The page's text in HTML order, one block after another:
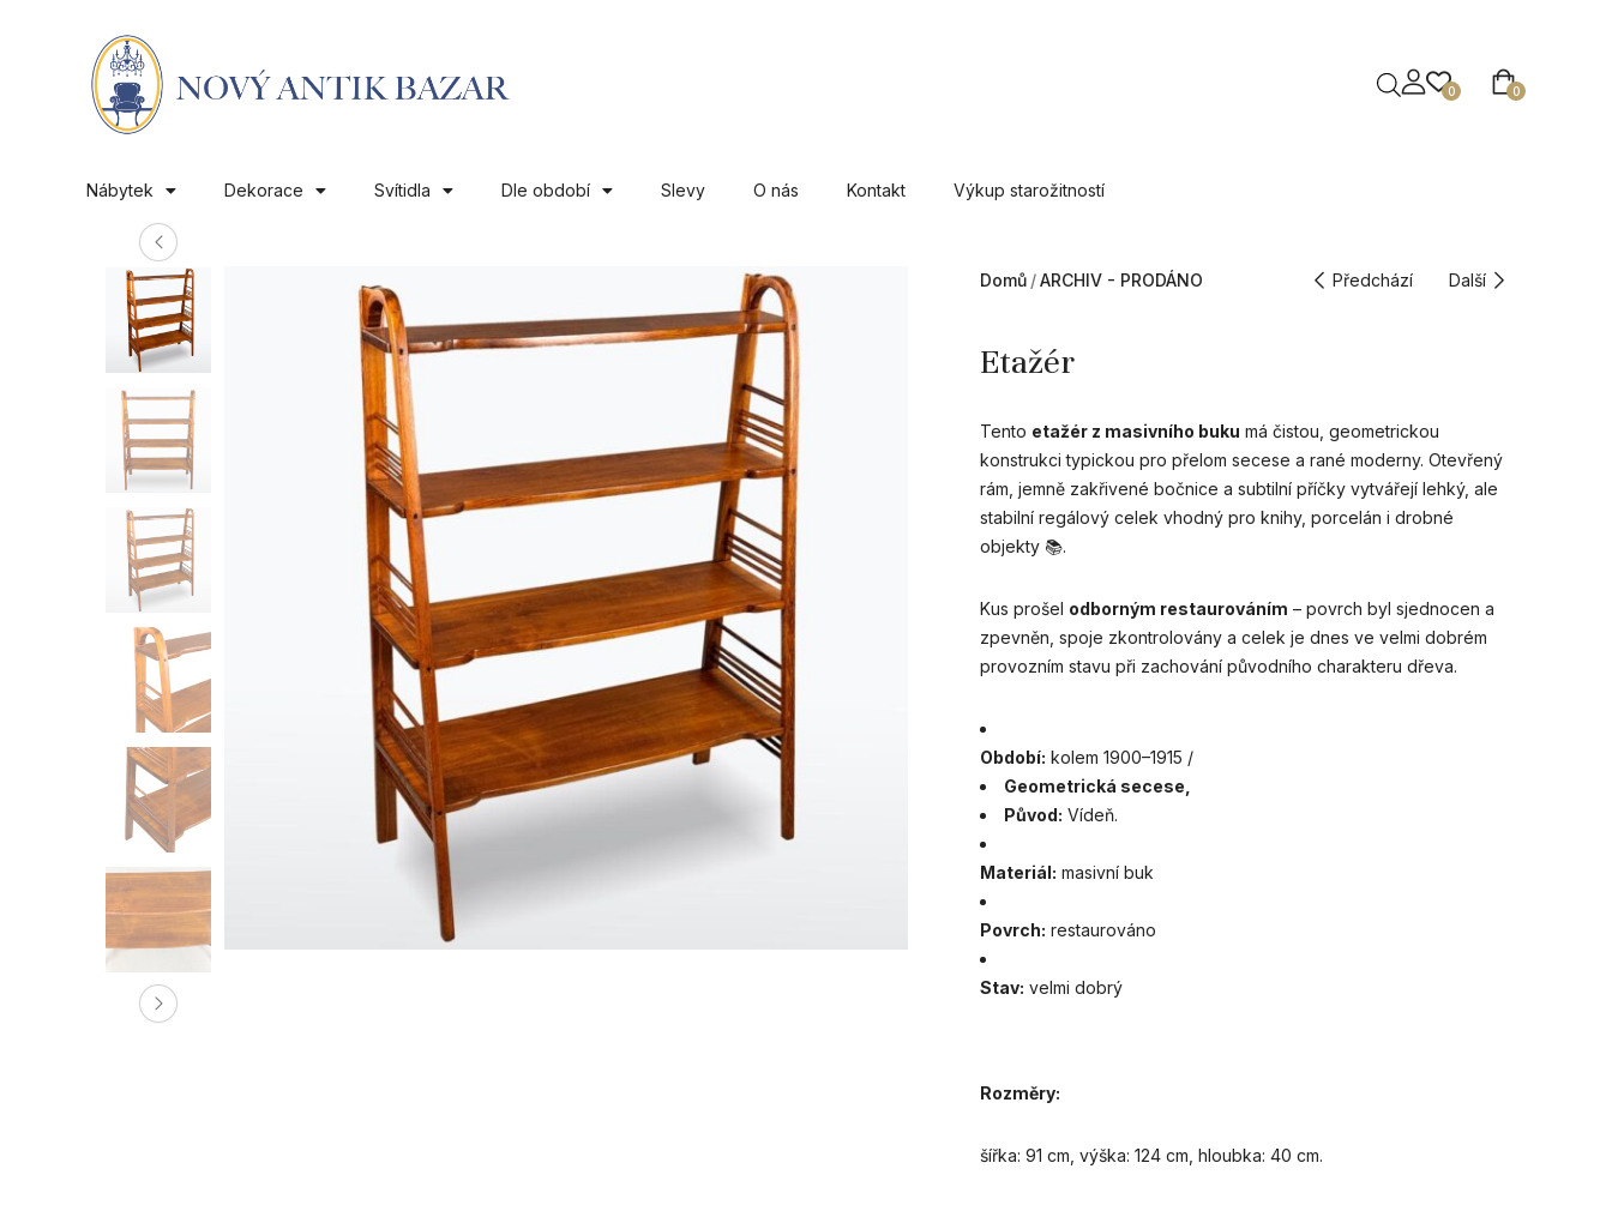
0
0
Nábytek Dekorace Svítidla Dle období Slevy O nás Kontakt Výkup starožitností
Domů ARCHIV - PRODÁNO Předchází Další
Etažér
Tento etažér z masivního buku má čistou, geometrickou
konstrukci typickou pro přelom secese a rané moderny. Otevřený
rám, jemně zakřivené bočnice a subtilní příčky vytvářejí lehký, ale
stabilní regálový celek vhodný pro knihy, porcelán i drobné
objekty 📚.
Kus prošel odborným restaurováním – povrch byl sjednocen a
zpevněn, spoje zkontrolovány a celek je dnes ve velmi dobrém
provozním stavu při zachování původního charakteru dřeva.
Období: kolem 1900–1915 /
Geometrická secese,
Původ: Vídeň.
Materiál: masivní buk
Povrch: restaurováno
Stav: velmi dobrý
Rozměry:
šířka: 91 cm, výška: 124 cm, hloubka: 40 cm.